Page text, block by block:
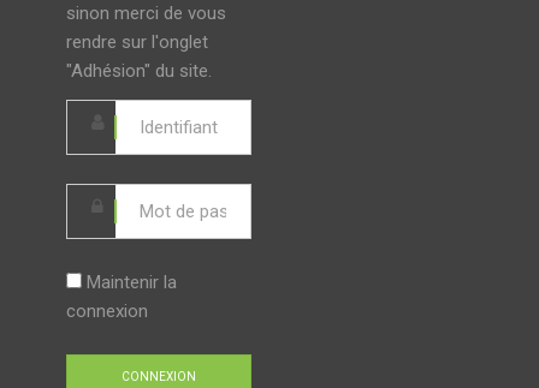
sinon merci de vous
rendre sur l'onglet
"Adhésion" du site.
Maintenir la
connexion